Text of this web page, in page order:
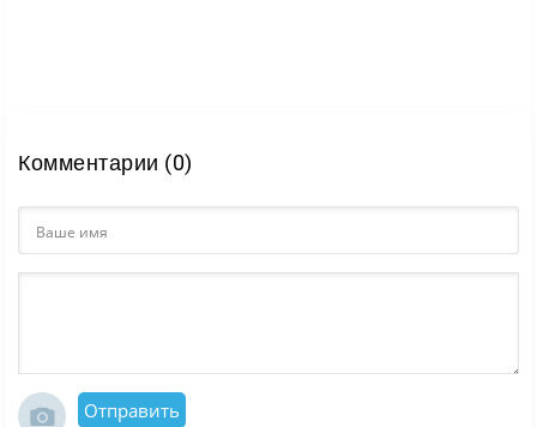
Комментарии (0)
Отправить